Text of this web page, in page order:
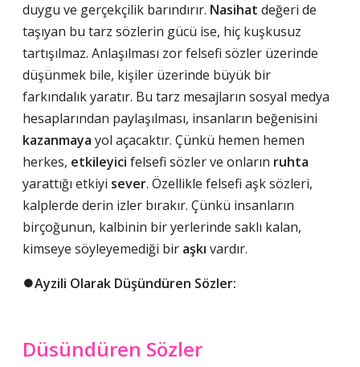
duygu ve gerçekçilik barındırır. Nasihat değeri de
taşıyan bu tarz sözlerin gücü ise, hiç kuşkusuz
tartışılmaz. Anlaşılması zor felsefi sözler üzerinde
düşünmek bile, kişiler üzerinde büyük bir
farkındalık yaratır. Bu tarz mesajların sosyal medya
hesaplarından paylaşılması, insanların beğenisini
kazanmaya yol açacaktır. Çünkü hemen hemen
herkes, etkileyici felsefi sözler ve onların ruhta
yarattığı etkiyi sever. Özellikle felsefi aşk sözleri,
kalplerde derin izler bırakır. Çünkü insanların
birçoğunun, kalbinin bir yerlerinde saklı kalan,
kimseye söyleyemediği bir aşkı vardır.
⏺️Ayzili Olarak Düşündüren Sözler:
Düsündüren Sözler